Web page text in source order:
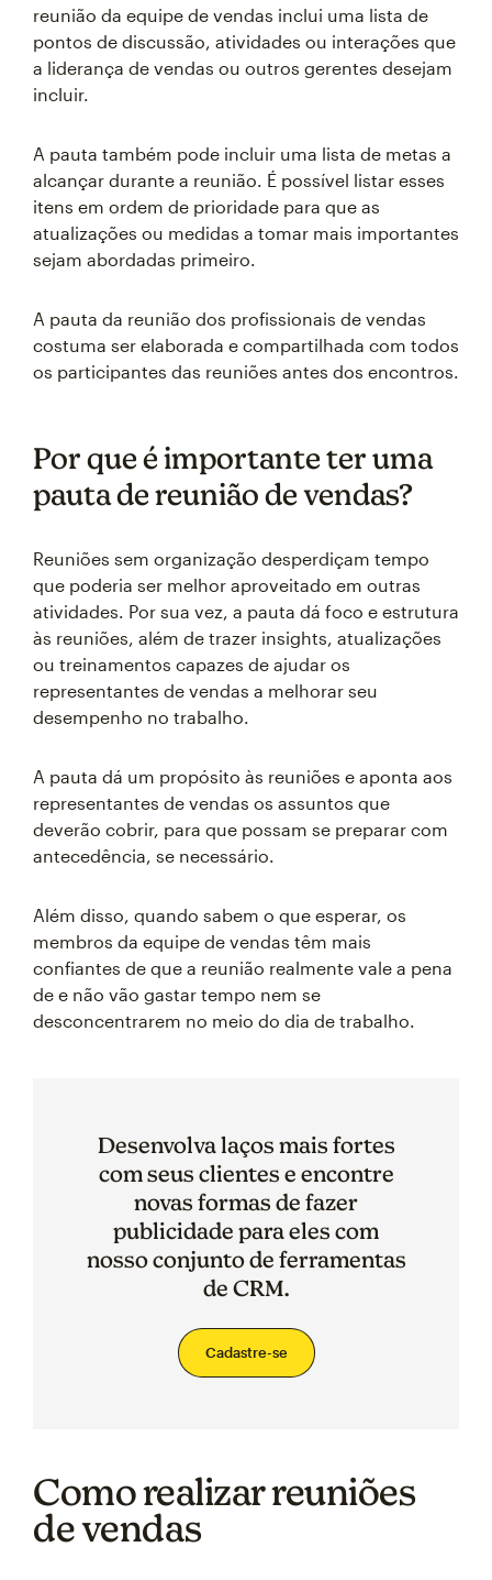
reunião da equipe de vendas inclui uma lista de
pontos de discussão, atividades ou interações que
a liderança de vendas ou outros gerentes desejam
incluir.
A pauta também pode incluir uma lista de metas a
alcançar durante a reunião. É possível listar esses
itens em ordem de prioridade para que as
atualizações ou medidas a tomar mais importantes
sejam abordadas primeiro.
A pauta da reunião dos profissionais de vendas
costuma ser elaborada e compartilhada com todos
os participantes das reuniões antes dos encontros.
Por que é importante ter uma
pauta de reunião de vendas?
Reuniões sem organização desperdiçam tempo
que poderia ser melhor aproveitado em outras
atividades. Por sua vez, a pauta dá foco e estrutura
às reuniões, além de trazer insights, atualizações
ou treinamentos capazes de ajudar os
representantes de vendas a melhorar seu
desempenho no trabalho.
A pauta dá um propósito às reuniões e aponta aos
representantes de vendas os assuntos que
deverão cobrir, para que possam se preparar com
antecedência, se necessário.
Além disso, quando sabem o que esperar, os
membros da equipe de vendas têm mais
confiantes de que a reunião realmente vale a pena
de e não vão gastar tempo nem se
desconcentrarem no meio do dia de trabalho.
Desenvolva laços mais fortes
com seus clientes e encontre
novas formas de fazer
publicidade para eles com
nosso conjunto de ferramentas
de CRM.
Cadastre-se
Como realizar reuniões
de vendas